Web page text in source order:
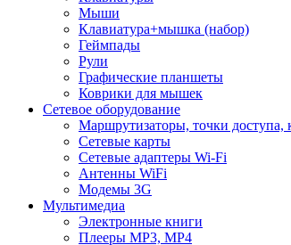
Мыши
Клавиатура+мышка (набор)
Геймпады
Рули
Графические планшеты
Коврики для мышек
Сетевое оборудование
Маршрутизаторы, точки доступа,
Сетевые карты
Сетевые адаптеры Wi-Fi
Антенны WiFi
Модемы 3G
Мультимедиа
Электронные книги
Плееры MP3, MP4